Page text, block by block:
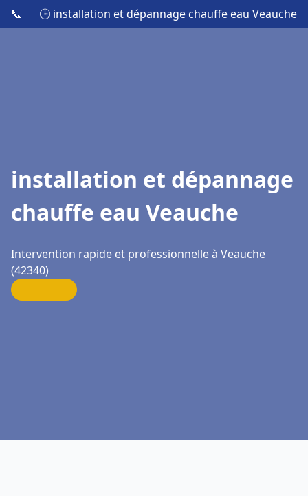
📞 🕒 installation et dépannage chauffe eau Veauche
installation et dépannage
chauffe eau Veauche
Intervention rapide et professionnelle à Veauche
(42340)